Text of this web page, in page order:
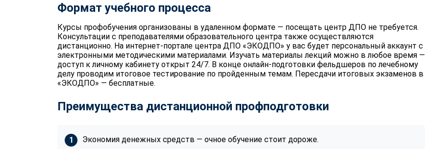
Формат учебного процесса
Курсы профобучения организованы в удаленном формате — посещать центр ДПО не требуется.
Консультации с преподавателями образовательного центра также осуществляются
дистанционно. На интернет-портале центра ДПО «ЭКОДПО» у вас будет персональный аккаунт с
электронными методическими материалами. Изучать материалы лекций можно в любое время —
доступ к личному кабинету открыт 24/7. В конце онлайн-подготовки фельдшеров по лечебному
делу проводим итоговое тестирование по пройденным темам. Пересдачи итоговых экзаменов в
«ЭКОДПО» — бесплатные.
Преимущества дистанционной профподготовки
Экономия денежных средств — очное обучение стоит дороже.